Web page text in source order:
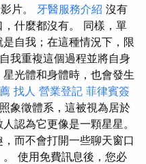
片。 牙醫服務介紹 沒有
什麼都沒有。 同樣，單
自我；在這種情況下，限
我重複這個過程並將自身
光體和身體時，也會發生
找人 營業登記 菲律賓簽
象徵體系，這被視為居於
認為它更像是一顆星星。
而不會打開一些聊天窗口
使用免費訊息後，您必